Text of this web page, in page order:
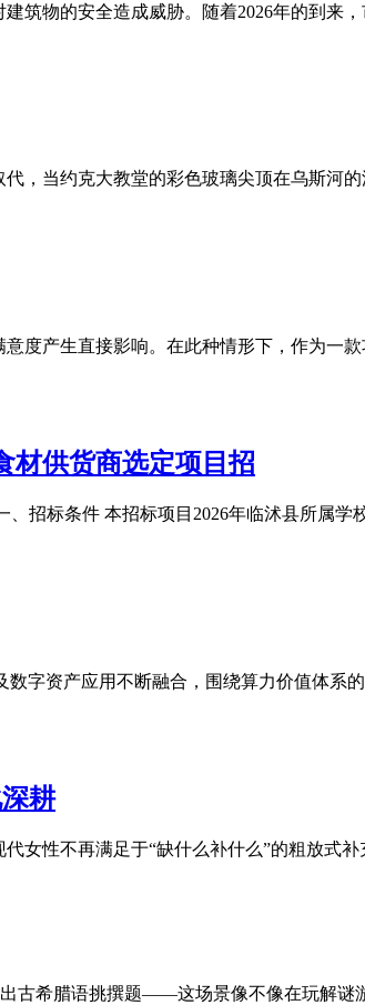
筑物的安全造成威胁。随着2026年的到来
，当约克大教堂的彩色玻璃尖顶在乌斯河
度产生直接影响。在此种情形下，作为一
材供货商选定项⽬招
招标条件 本招标项⽬2026年临沭县所属
字资产应用不断融合，围绕算力价值体系
耕
女性不再满足于“缺什么补什么”的粗放式
古希腊语挑撰题——这场景像不像在玩解谜